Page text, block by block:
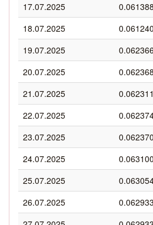
17.07.2025
18.07.2025
19.07.2025
20.07.2025
21.07.2025
22.07.2025
23.07.2025
24.07.2025
25.07.2025
26.07.2025